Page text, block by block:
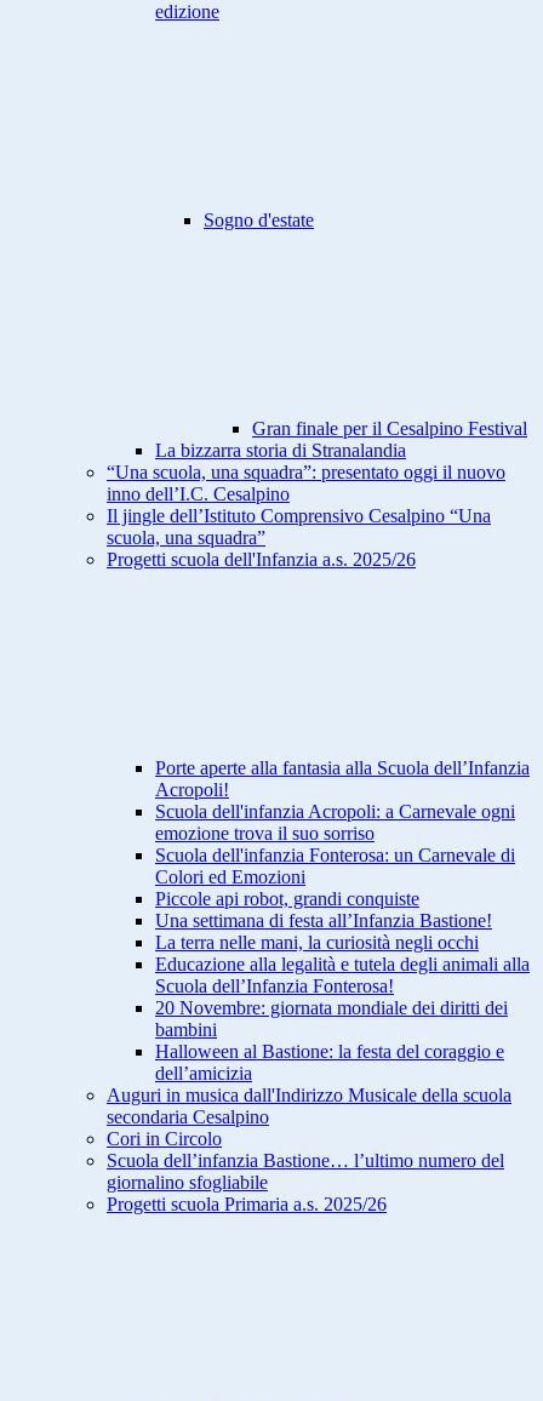
edizione
Sogno d'estate
Gran finale per il Cesalpino Festival
La bizzarra storia di Stranalandia
“Una scuola, una squadra”: presentato oggi il nuovo
inno dell’I.C. Cesalpino
Il jingle dell’Istituto Comprensivo Cesalpino “Una
scuola, una squadra”
Progetti scuola dell'Infanzia a.s. 2025/26
Porte aperte alla fantasia alla Scuola dell’Infanzia
Acropoli!
Scuola dell'infanzia Acropoli: a Carnevale ogni
emozione trova il suo sorriso
Scuola dell'infanzia Fonterosa: un Carnevale di
Colori ed Emozioni
Piccole api robot, grandi conquiste
Una settimana di festa all’Infanzia Bastione!
La terra nelle mani, la curiosità negli occhi
Educazione alla legalità e tutela degli animali alla
Scuola dell’Infanzia Fonterosa!
20 Novembre: giornata mondiale dei diritti dei
bambini
Halloween al Bastione: la festa del coraggio e
dell’amicizia
Auguri in musica dall'Indirizzo Musicale della scuola
secondaria Cesalpino
Cori in Circolo
Scuola dell’infanzia Bastione… l’ultimo numero del
giornalino sfogliabile
Progetti scuola Primaria a.s. 2025/26